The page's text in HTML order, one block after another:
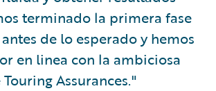
terminado la primera fase
de lo esperado y hemos
en linea con la ambiciosa
Assurances."